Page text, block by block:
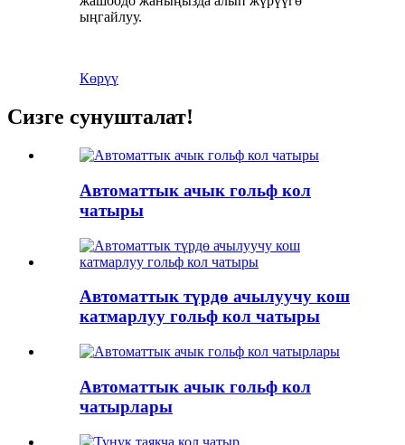
ыңгайлуу.
Көрүү
Сизге сунушталат!
Автоматтык ачык гольф кол
чатыры
Автоматтык түрдө ачылуучу кош
катмарлуу гольф кол чатыры
Автоматтык ачык гольф кол
чатырлары